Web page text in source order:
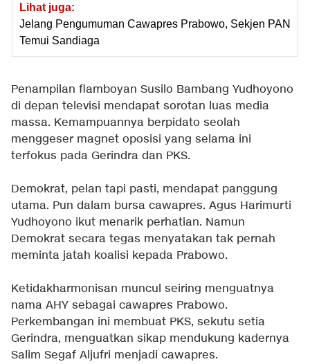
Lihat juga:
Jelang Pengumuman Cawapres Prabowo, Sekjen PAN
Temui Sandiaga
Penampilan flamboyan Susilo Bambang Yudhoyono
di depan televisi mendapat sorotan luas media
massa. Kemampuannya berpidato seolah
menggeser magnet oposisi yang selama ini
terfokus pada Gerindra dan PKS.
Demokrat, pelan tapi pasti, mendapat panggung
utama. Pun dalam bursa cawapres. Agus Harimurti
Yudhoyono ikut menarik perhatian. Namun
Demokrat secara tegas menyatakan tak pernah
meminta jatah koalisi kepada Prabowo.
Ketidakharmonisan muncul seiring menguatnya
nama AHY sebagai cawapres Prabowo.
Perkembangan ini membuat PKS, sekutu setia
Gerindra, menguatkan sikap mendukung kadernya
Salim Segaf Aljufri menjadi cawapres.